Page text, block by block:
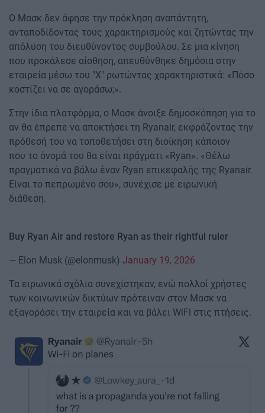
Ο Μασκ δεν άφησε την πρόκληση αναπάντητη,
ανταποδίδοντας τους χαρακτηρισμούς και ζητώντας την
απόλυση του διευθύνοντος συμβούλου. Σε μια κίνηση
που προκάλεσε αίσθηση, απευθύνθηκε δημόσια στην
εταιρεία μέσω του "X" ρωτώντας χαρακτηριστικά: «Πόσο
κοστίζει να σε αγοράσω;».
Στην ίδια πλατφόρμα, ο Μασκ άνοιξε δημοσκόπηση για το
αν θα έπρεπε να αποκτήσει τη Ryanair, εκφράζοντας την
πρόθεσή του να τοποθετήσει στη διοίκηση κάποιον
που το όνομά του θα είναι πράγματι «Ryan». «Θέλω
πραγματικά να βάλω έναν Ryan επικεφαλής της Ryanair.
Είναι το πεπρωμένο σου», συνέχισε με ειρωνική
διάθεση.
Buy Ryan Air and restore Ryan as their rightful ruler
— Elon Musk (@elonmusk) January 19, 2026
Τα ειρωνικά σχόλια συνεχίστηκαν, ενώ πολλοί χρήστες
των κοινωνικών δικτύων πρότειναν στον Μασκ να
εξαγοράσει την εταιρεία και να βάλει WiFi στις πτήσεις.
Image